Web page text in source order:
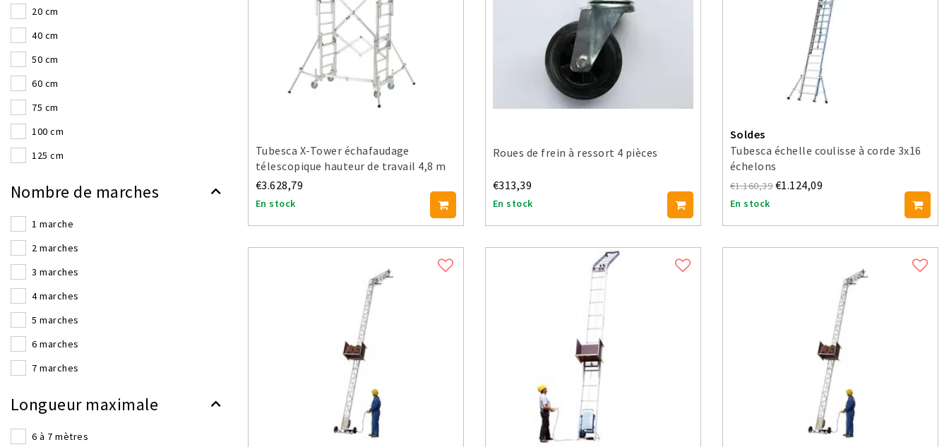
20 cm
40 cm
50 cm
60 cm
75 cm
100 cm
125 cm
200 cm
225 cm
250 cm
275 cm
300 cm
325 cm
Nombre de marches
1 marche
2 marches
3 marches
4 marches
5 marches
6 marches
7 marches
9 marches
10 marches
Longueur maximale
6 à 7 mètres
Tubesca X-Tower échafaudage
télescopique hauteur de travail 4,8 m
€3.628,79
En stock
Roues de frein à ressort 4 pièces
€313,39
En stock
Soldes
Tubesca échelle coulisse à corde 3x16
échelons
€1.160,39 €1.124,09
En stock